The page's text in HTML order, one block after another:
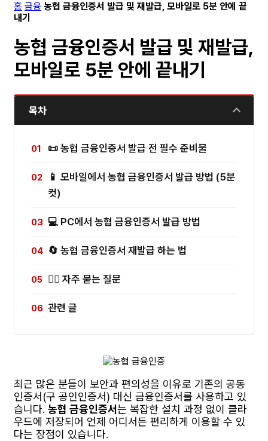
홈 금융 농협 금융인증서 발급 및 재발급, 모바일로 5분 안에 끝
내기
농협 금융인증서 발급 및 재발급,
모바일로 5분 안에 끝내기
목차
📜 농협 금융인증서 발급 전 필수 준비물
📱 모바일에서 농협 금융인증서 발급 방법 (5분
컷)
💻 PC에서 농협 금융인증서 발급 방법
🔄 농협 금융인증서 재발급 하는 법
🙋‍♀️ 자주 묻는 질문
관련 글
최근 많은 분들이 보안과 편의성을 이유로 기존의 공동
인증서(구 공인인증서) 대신 금융인증서를 사용하고 있
습니다. 농협 금융인증서는 복잡한 설치 과정 없이 클라
우드에 저장되어 언제 어디서든 편리하게 이용할 수 있
다는 장점이 있습니다.